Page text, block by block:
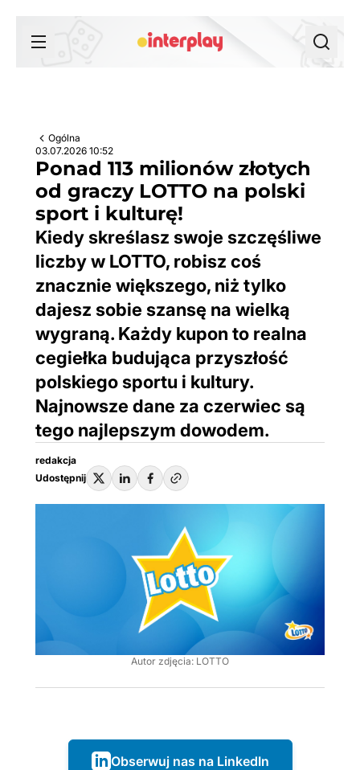
Ogólna
03.07.2026 10:52
Ponad 113 milionów złotych
od graczy LOTTO na polski
sport i kulturę!
Kiedy skreślasz swoje szczęśliwe
liczby w LOTTO, robisz coś
znacznie większego, niż tylko
dajesz sobie szansę na wielką
wygraną. Każdy kupon to realna
cegiełka budująca przyszłość
polskiego sportu i kultury.
Najnowsze dane za czerwiec są
tego najlepszym dowodem.
redakcja
Udostępnij
Autor zdjęcia: LOTTO
Obserwuj nas na LinkedIn